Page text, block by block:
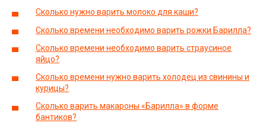
Сколько нужно варить молоко для каши?
Сколько времени необходимо варить рожки Барилла?
Сколько времени необходимо варить страусиное
яйцо?
Сколько времени нужно варить холодец из свинины и
курицы?
Сколько варить макароны «Барилла» в форме
бантиков?